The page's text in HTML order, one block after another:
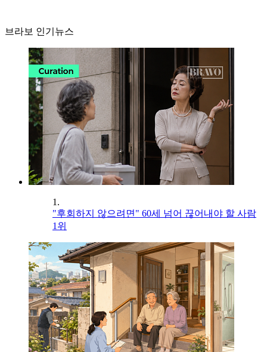
브라보 인기뉴스
1.
"후회하지 않으려면" 60세 넘어 끊어내야 할 사람
1위